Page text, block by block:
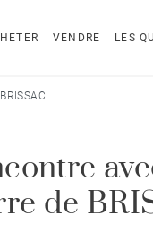
VENDRE LES
de